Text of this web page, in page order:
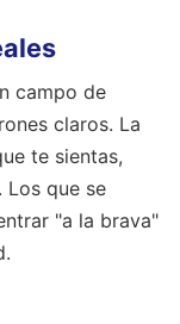
campo de
claros. La
te sientas,
Los que se
"a la brava"